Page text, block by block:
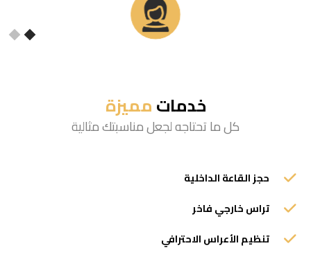
خدماتمميزة
كل ما تحتاجه لجعل مناسبتك مثالية
حجز القاعة الداخلية
تراس خارجي فاخر
تنظيم الأعراس الاحترافي